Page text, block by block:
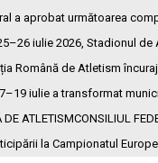
a aprobat următoarea
iulie 2026, Stadionul
Română de Atletism
iulie a transformat
DE ATLETISMCONSILIUL
la Campionatul